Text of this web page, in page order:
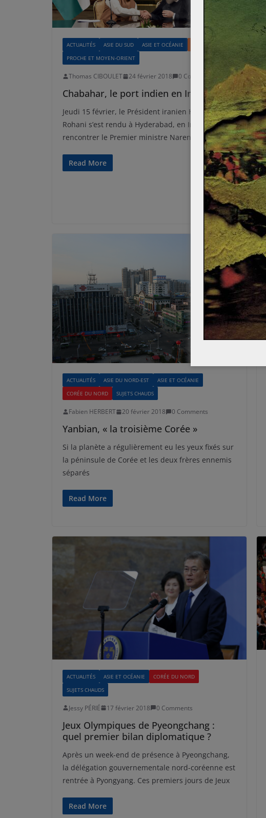
ACTUALITÉS ASIE DU SUD ASIE ET OCÉANIE
PROCHE ET MOYEN-ORIENT
Thomas CIBOULET 24 février 2018 0 Comments
Chabahar, le port indien en Iran
Jeudi 15 février, le Président iranien Hassan
Rohani s’est rendu à Hyderabad, en Inde,
rencontrer le Premier ministre Narendra Modi.
Read More
ACTUALITÉS ASIE DU NORD-EST
ASIE ET OCÉANIE
CORÉE DU NORD
SUJETS CHAUDS
Fabien HERBERT 20 février 2018 0 Comments
Yanbian, « la troisième Corée »
Si la planète a régulièrement eu les yeux fixés sur
la péninsule de Corée et les deux frères ennemis
séparés
Read More
ACTUALITÉS ASIE ET OCÉANIE
CORÉE DU NORD
SUJETS CHAUDS
Jessy PÉRIÉ 17 février 2018 0 Comments
Jeux Olympiques de Pyeongchang :
quel premier bilan diplomatique ?
Après un week-end de présence à Pyeongchang,
la délégation gouvernementale nord-coréenne est
rentrée à Pyongyang. Ces premiers jours de Jeux
Read More